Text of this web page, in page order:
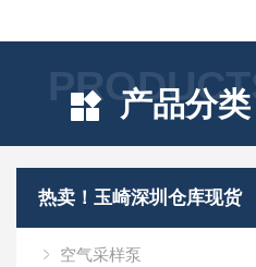
PRODUCTS
产品分类
热卖！玉崎深圳仓库现货
空气采样泵